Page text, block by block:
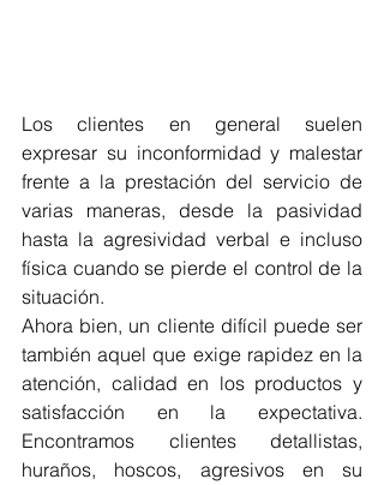
Los clientes en general suelen
expresar su inconformidad y malestar
frente a la prestación del servicio de
varias maneras, desde la pasividad
hasta la agresividad verbal e incluso
física cuando se pierde el control de la
situación.
Ahora bien, un cliente difícil puede ser
también aquel que exige rapidez en la
atención, calidad en los productos y
satisfacción en la expectativa.
Encontramos clientes detallistas,
huraños, hoscos, agresivos en su